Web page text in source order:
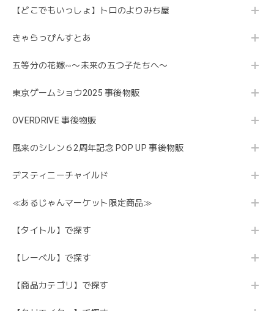
【どこでもいっしょ】トロのよりみち屋
きゃらっぴんすとあ
五等分の花嫁∽〜未来の五つ子たちへ〜
東京ゲームショウ2025 事後物販
OVERDRIVE 事後物販
風来のシレン６2周年記念 POP UP 事後物販
デスティニーチャイルド
≪あるじゃんマーケット限定商品≫
【タイトル】で探す
【レーベル】で探す
【商品カテゴリ】で探す